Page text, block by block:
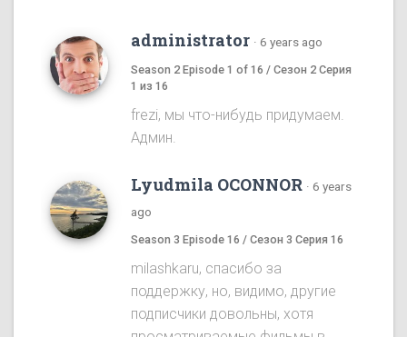
administrator · 6 years ago
Season 2 Episode 1 of 16 / Сезон 2 Серия
1 из 16
frezi, мы что-нибудь придумаем.
Админ.
Lyudmila OCONNOR · 6 years
ago
Season 3 Episode 16 / Сезон 3 Серия 16
milashkaru, спасибо за
поддержку, но, видимо, другие
подписчики довольны, хотя